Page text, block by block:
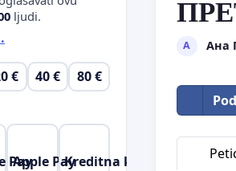
А Ана
ljudi.
€ 40 € 80 €
Pay
Apple PayKreditna kartica